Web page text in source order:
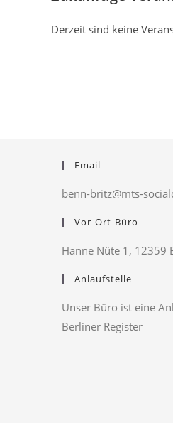
Derzeit sind keine
Email
benn-britz@mts-
Vor-Ort-Büro
Hanne Nüte 1, 12359
Anlaufstelle
Unser Büro ist eine
Berliner Register